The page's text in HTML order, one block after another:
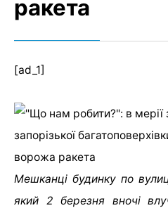
ракета
[ad_1]
Мешканці будинку по
який 2 березня вночі